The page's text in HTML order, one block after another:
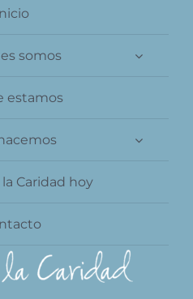
somos
estamos
Caridad hoy